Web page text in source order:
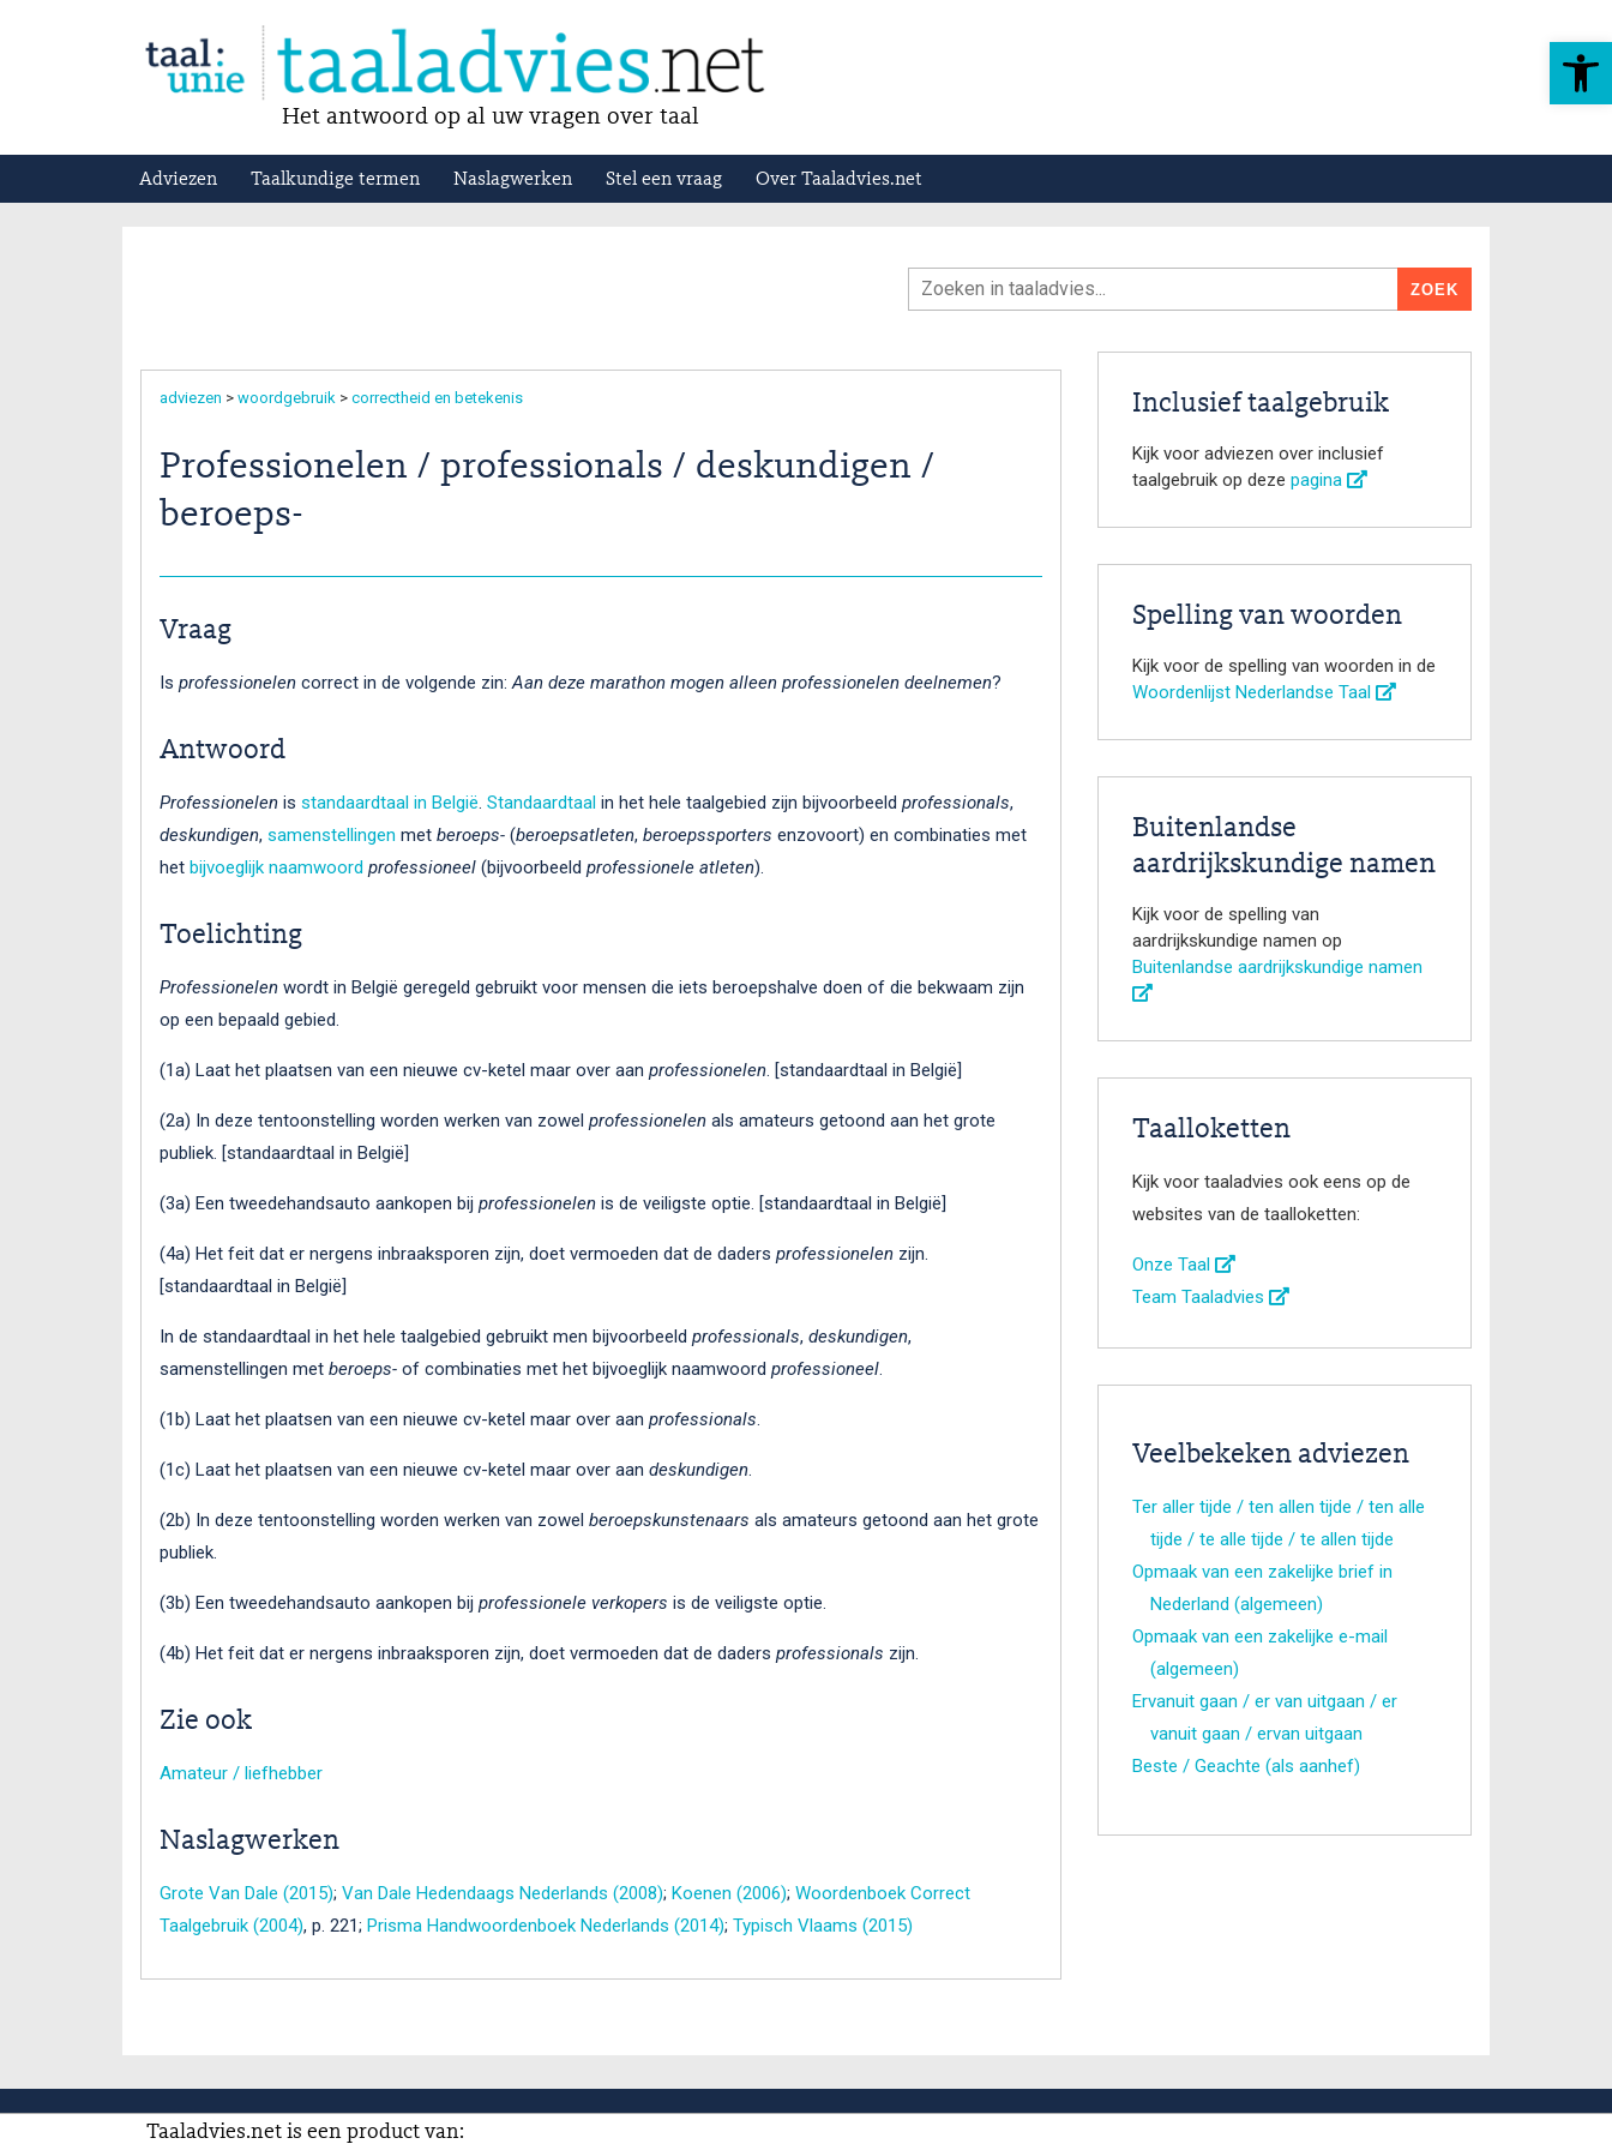
Toolbar openen
Het antwoord op al uw vragen over taal
Adviezen Taalkundige termen Naslagwerken Stel een vraag Over Taaladvies.net
adviezen > woordgebruik > correctheid en betekenis
Professionelen / professionals / deskundigen /
beroeps-
Vraag
Is professionelen correct in de volgende zin:Aan deze marathon mogen alleen professionelen deelnemen?
Antwoord
Professionelen is standaardtaal in België. Standaardtaal in het hele taalgebied zijn bijvoorbeeld professionals,
deskundigen, samenstellingen met beroeps- (beroepsatleten, beroepssporters enzovoort) en combinaties met
het bijvoeglijk naamwoord professioneel (bijvoorbeeld professionele atleten).
Toelichting
Professionelen wordt in België geregeld gebruikt voor mensen die iets beroepshalve doen of die bekwaam zijn
op een bepaald gebied.
(1a) Laat het plaatsen van een nieuwe cv-ketel maar over aan professionelen. [standaardtaal in België]
(2a) In deze tentoonstelling worden werken van zowel professionelen als amateurs getoond aan het grote
publiek. [standaardtaal in België]
(3a) Een tweedehandsauto aankopen bij professionelen is de veiligste optie. [standaardtaal in België]
(4a) Het feit dat er nergens inbraaksporen zijn, doet vermoeden dat de daders professionelen zijn.
[standaardtaal in België]
In de standaardtaal in het hele taalgebied gebruikt men bijvoorbeeld professionals, deskundigen,
samenstellingen met beroeps- of combinaties met het bijvoeglijk naamwoord professioneel.
(1b) Laat het plaatsen van een nieuwe cv-ketel maar over aan professionals.
(1c) Laat het plaatsen van een nieuwe cv-ketel maar over aan deskundigen.
(2b) In deze tentoonstelling worden werken van zowel beroepskunstenaars als amateurs getoond aan het grote
publiek.
(3b) Een tweedehandsauto aankopen bij professionele verkopers is de veiligste optie.
(4b) Het feit dat er nergens inbraaksporen zijn, doet vermoeden dat de daders professionals zijn.
Zie ook
Amateur / liefhebber
Naslagwerken
Grote Van Dale (2015); Van Dale Hedendaags Nederlands (2008); Koenen (2006); Woordenboek Correct
Taalgebruik (2004), p. 221; Prisma Handwoordenboek Nederlands (2014); Typisch Vlaams (2015)
Inclusief taalgebruik
Kijk voor adviezen over inclusief
taalgebruik op deze pagina
Spelling van woorden
Kijk voor de spelling van woorden in de
Woordenlijst Nederlandse Taal
Buitenlandse
aardrijkskundige namen
Kijk voor de spelling van
aardrijkskundige namen op
Buitenlandse aardrijkskundige namen
Taalloketten
Kijk voor taaladvies ook eens op de
websites van de taalloketten:
Onze Taal
Team Taaladvies
Veelbekeken adviezen
Ter aller tijde / ten allen tijde / ten alle
tijde / te alle tijde / te allen tijde
Opmaak van een zakelijke brief in
Nederland (algemeen)
Opmaak van een zakelijke e-mail
(algemeen)
Ervanuit gaan / er van uitgaan / er
vanuit gaan / ervan uitgaan
Beste / Geachte (als aanhef)
Taaladvies.net is een product van: